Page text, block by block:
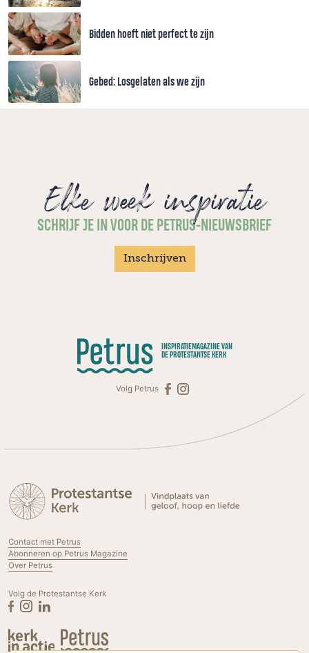
Bidden hoeft niet perfect te zijn
Gebed: Losgelaten als we zijn
Elke week inspiratie
SCHRIJF JE IN VOOR DE PETRUS-NIEUWSBRIEF
Inschrijven
INSPIRATIEMAGAZINE VAN
DE PROTESTANTSE KERK
Volg Petrus
Contact met Petrus
Abonneren op Petrus Magazine
Over Petrus
Volg de Protestantse Kerk